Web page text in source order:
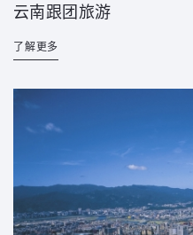
云南跟团旅游
了解更多